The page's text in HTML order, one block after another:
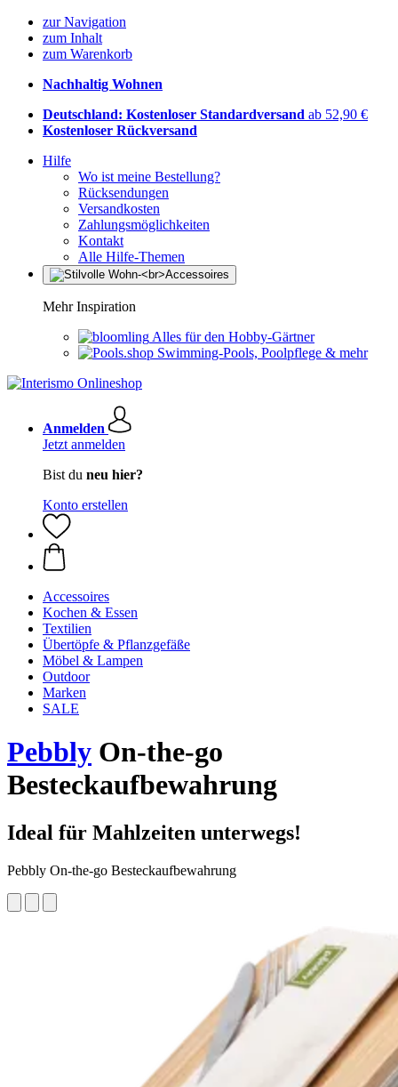
zur Navigation
zum Inhalt
zum Warenkorb
Nachhaltig Wohnen
Deutschland: Kostenloser Standardversand ab 52,90 €
Kostenloser Rückversand
Hilfe
Wo ist meine Bestellung?
Rücksendungen
Versandkosten
Zahlungsmöglichkeiten
Kontakt
Alle Hilfe-Themen
Mehr Inspiration
Alles für den Hobby-Gärtner
Swimming-Pools, Poolpflege & mehr
Anmelden
Jetzt anmelden
Bist du neu hier?
Konto erstellen
Accessoires
Kochen & Essen
Textilien
Übertöpfe & Pflanzgefäße
Möbel & Lampen
Outdoor
Marken
SALE
Pebbly On-the-go
Besteckaufbewahrung
Ideal für Mahlzeiten unterwegs!
Pebbly On-the-go Besteckaufbewahrung